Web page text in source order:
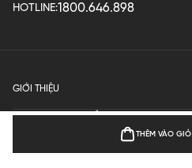
THÊM VÀO GIỎ
HOTLINE:1800.646.898
GIỚI THIỆU
QUY ĐỊNH HOẠT ĐỘNG